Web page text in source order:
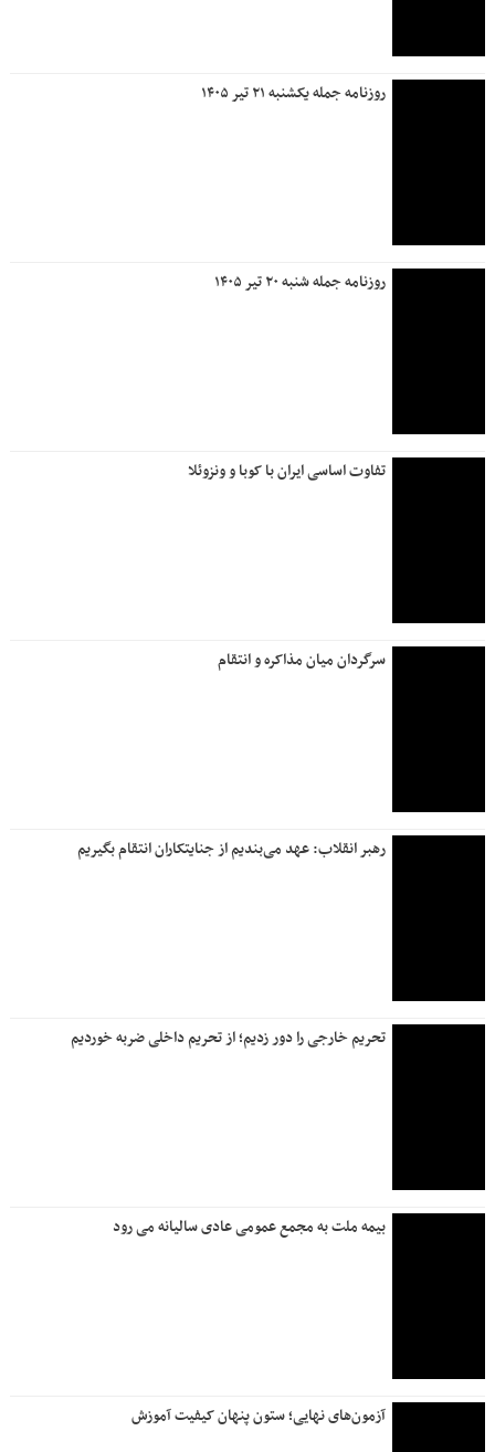
روزنامه جمله یکشنبه ۲۱ تیر ۱۴۰۵
روزنامه جمله شنبه ۲۰ تیر ۱۴۰۵
تفاوت اساسی ایران با کوبا و ونزوئلا
سرگردان میان مذاکره و انتقام
رهبر انقلاب: عهد می‌بندیم از جنایتکاران انتقام بگیریم
تحریم خارجی را دور زدیم؛ از تحریم داخلی ضربه خوردیم
بیمه ملت به مجمع عمومی عادی سالیانه می رود
آزمون‌های نهایی؛ ستون پنهان کیفیت آموزش